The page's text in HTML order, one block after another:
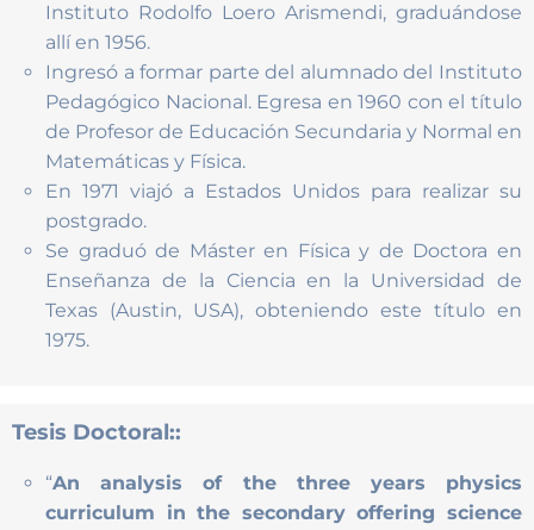
Instituto Rodolfo Loero Arismendi, graduándose
allí en 1956.
Ingresó a formar parte del alumnado del Instituto
Pedagógico Nacional. Egresa en 1960 con el título
de Profesor de Educación Secundaria y Normal en
Matemáticas y Física.
En 1971 viajó a Estados Unidos para realizar su
postgrado.
Se graduó de Máster en Física y de Doctora en
Enseñanza de la Ciencia en la Universidad de
Texas (Austin, USA), obteniendo este título en
1975.
Tesis Doctoral::
“An analysis of the three years physics
curriculum in the secondary offering science